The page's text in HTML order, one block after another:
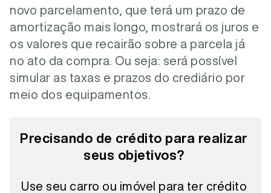
novo parcelamento, que terá um prazo de
amortização mais longo, mostrará os juros e
os valores que recairão sobre a parcela já
no ato da compra. Ou seja: será possível
simular as taxas e prazos do crediário por
meio dos equipamentos.
Precisando de crédito para realizar
seus objetivos?
Use seu carro ou imóvel para ter crédito